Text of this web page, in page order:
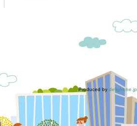
Produced by delight.ne.jp